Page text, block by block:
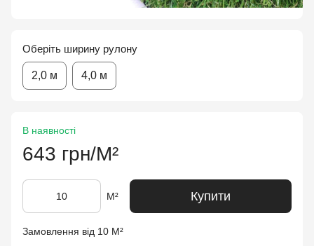
Оберіть ширину рулону
2,0 м 4,0 м
В наявності
643 грн/М²
М² Купити
Замовлення від 10 М²